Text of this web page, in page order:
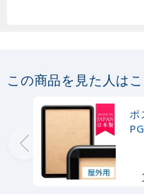
この商品を見た人は
ポ